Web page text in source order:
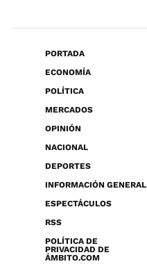
PORTADA
ECONOMÍA
POLÍTICA
MERCADOS
OPINIÓN
NACIONAL
DEPORTES
INFORMACIÓN GENERAL
ESPECTÁCULOS
RSS
POLÍTICA DE
PRIVACIDAD DE
ÁMBITO.COM